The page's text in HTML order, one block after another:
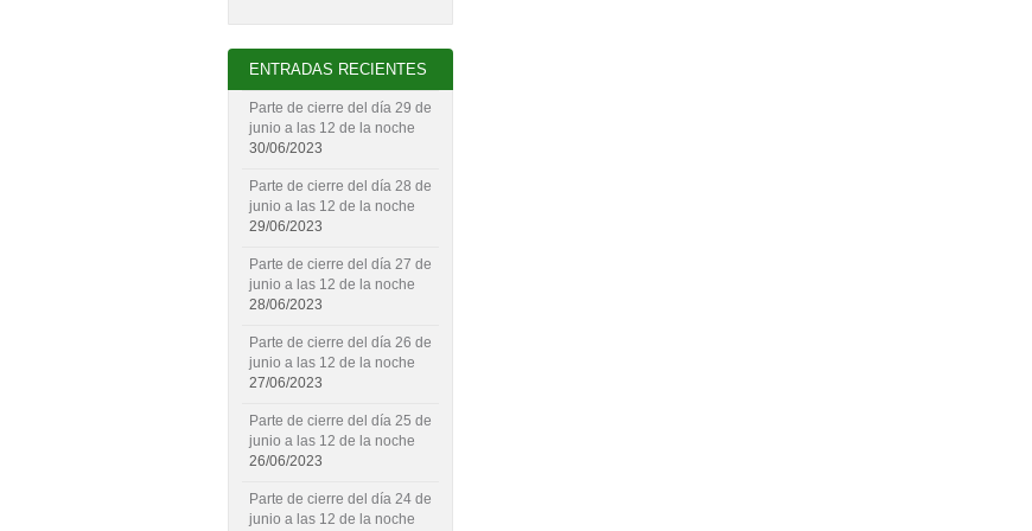
ENTRADAS RECIENTES
Parte de cierre del día 29 de
junio a las 12 de la noche
30/06/2023
Parte de cierre del día 28 de
junio a las 12 de la noche
29/06/2023
Parte de cierre del día 27 de
junio a las 12 de la noche
28/06/2023
Parte de cierre del día 26 de
junio a las 12 de la noche
27/06/2023
Parte de cierre del día 25 de
junio a las 12 de la noche
26/06/2023
Parte de cierre del día 24 de
junio a las 12 de la noche